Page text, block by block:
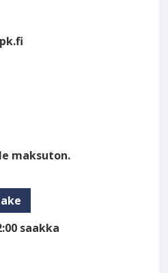
maksuton.
saakka